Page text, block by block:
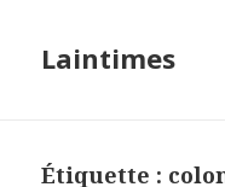
Laintimes
Étiquette :